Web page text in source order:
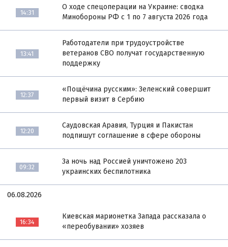
14:31
О ходе спецоперации на Украине: сводка
Минобороны РФ с 1 по 7 августа 2026 года
13:41
Работодатели при трудоустройстве
ветеранов СВО получат государственную
поддержку
12:37
«Пощёчина русским»: Зеленский совершит
первый визит в Сербию
12:20
Саудовская Аравия, Турция и Пакистан
подпишут соглашение в сфере обороны
09:32
За ночь над Россией уничтожено 203
украинских беспилотника
06.08.2026
16:34
Киевская марионетка Запада рассказала о
«переобувании» хозяев